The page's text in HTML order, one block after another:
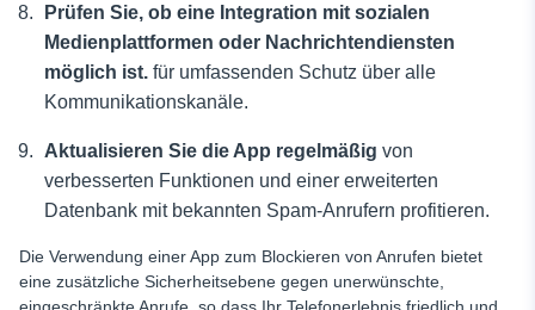
Prüfen Sie, ob eine Integration mit sozialen
Medienplattformen oder Nachrichtendiensten
möglich ist. für umfassenden Schutz über alle
Kommunikationskanäle.
Aktualisieren Sie die App regelmäßig von
verbesserten Funktionen und einer erweiterten
Datenbank mit bekannten Spam-Anrufern profitieren.
Die Verwendung einer App zum Blockieren von Anrufen bietet
eine zusätzliche Sicherheitsebene gegen unerwünschte,